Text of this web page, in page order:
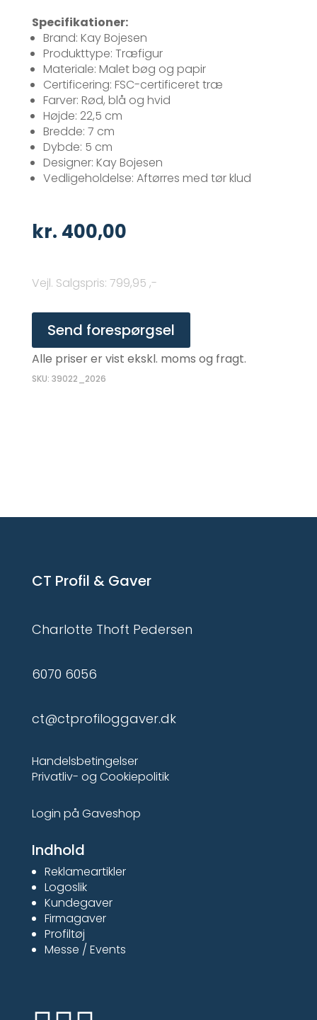
Specifikationer:
Brand: Kay Bojesen
Produkttype: Træfigur
Materiale: Malet bøg og papir
Certificering: FSC-certificeret træ
Farver: Rød, blå og hvid
Højde: 22,5 cm
Bredde: 7 cm
Dybde: 5 cm
Designer: Kay Bojesen
Vedligeholdelse: Aftørres med tør klud
kr. 400,00
Vejl. Salgspris: 799,95 ,-
Send forespørgsel
Alle priser er vist ekskl. moms og fragt.
SKU: 39022_2026
CT Profil & Gaver
Charlotte Thoft Pedersen
6070 6056
ct@ctprofiloggaver.dk
Handelsbetingelser
Privatliv- og Cookiepolitik
Login på Gaveshop
Indhold
Reklameartikler
Logoslik
Kundegaver
Firmagaver
Profiltøj
Messe / Events